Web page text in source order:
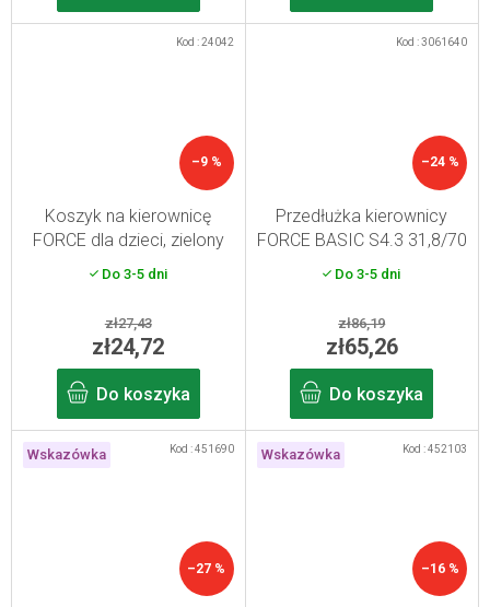
–9 %
Koszyk na kierownicę
FORCE dla dzieci, zielony
Do 3-5 dni
zł27,43
zł24,72
Do koszyka
Kod :24042
–24 %
Przedłużka kierownicy
FORCE BASIC S4.3 31,8/70
mm Al, czarna
Do 3-5 dni
zł86,19
zł65,26
Do koszyka
Kod :3061640
Wskazówka
–27 %
Kod :451690 Wskazówka
–16 %
Kod :452103